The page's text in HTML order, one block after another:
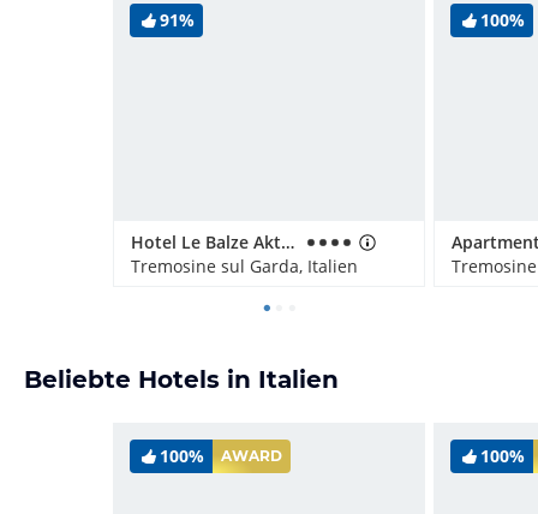
91%
Hotel Le Balze Aktiv & Wellness
Tremosine sul Garda, Italien
100%
Beliebte Hotels in Italien
100% AWARD 100%